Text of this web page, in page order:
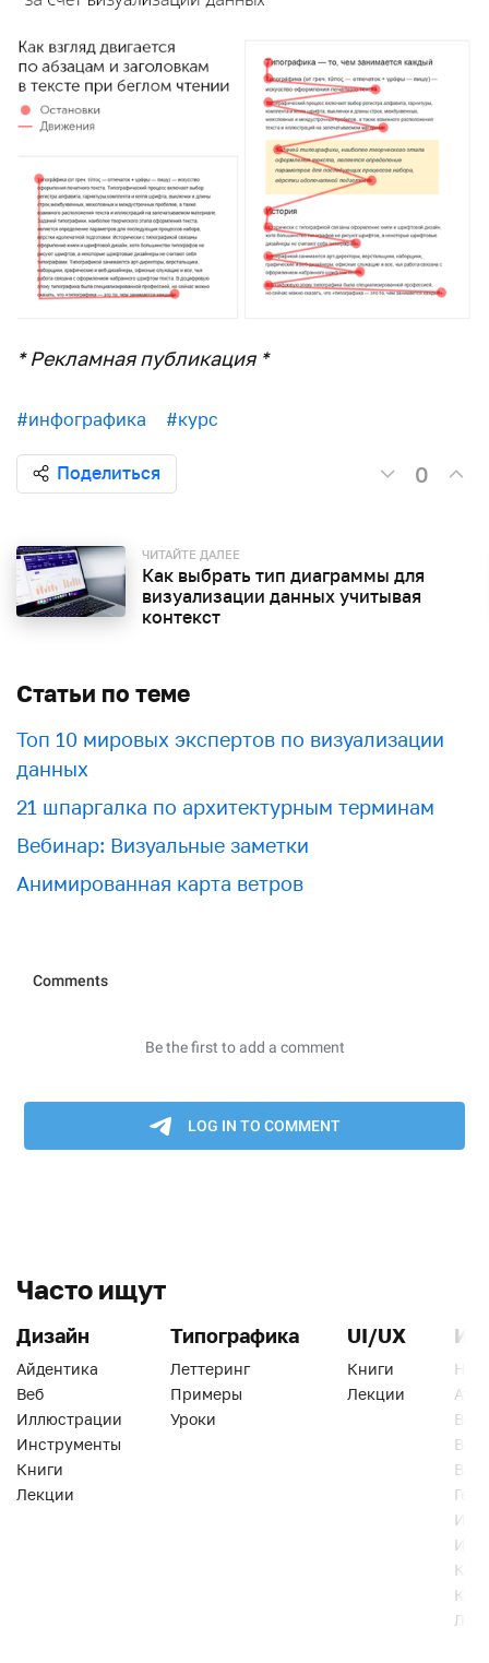
* Рекламная публикация *
#инфографика #курс
Поделиться 0
ЧИТАЙТЕ ДАЛЕЕ
Как выбрать тип диаграммы для
визуализации данных учитывая
контекст
Статьи по теме
Топ 10 мировых экспертов по визуализации
данных
21 шпаргалка по архитектурным терминам
Вебинар: Визуальные заметки
Анимированная карта ветров
Часто ищут
Дизайн
Айдентика
Веб
Иллюстрации
Инструменты
Книги
Лекции
Типографика
Леттеринг
Примеры
Уроки
UI/UX
Книги
Лекции
Веб